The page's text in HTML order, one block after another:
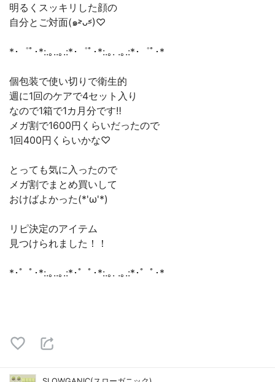
明るくスッキリした顔の
自分とご対面(๑˃̵ᴗ˂̵)♡
*･゜ﾟ･*:.｡..｡.:*･゜ﾟ･*:.｡. .｡.:*･゜ﾟ･*
個包装で使い切りで衛生的
週に1回のケアで4セット入り
なので1箱で1カ月分です‼︎
メガ割で1600円くらいだったので
1回400円くらいかな♡
とっても気に入ったので
メガ割でまとめ買いして
おけばよかった(*'ω'*)
リピ決定のアイテム
見つけられました！！
*･゜ﾟ･*:.｡..｡.:*･゜ﾟ･*:.｡. .｡.:*･゜ﾟ･*